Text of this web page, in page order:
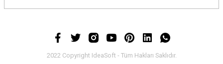
2022 Copyright IdeaSoft - Tüm Hakları Saklıdır.